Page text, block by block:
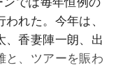
れた。今年は、
、香妻陣一朗、出
と、ツアーを賑わ